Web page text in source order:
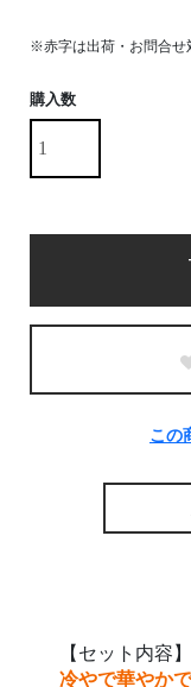
※赤字は出荷・お問合せ
購入数
この
【セット内容】
冷やで華やか